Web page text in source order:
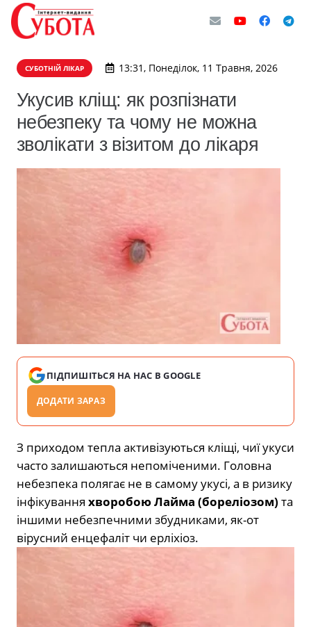
СУБОТНІЙ ЛІКАР 13:31, Понеділок, 11 Травня, 2026
Укусив кліщ: як розпізнати
небезпеку та чому не можна
зволікати з візитом до лікаря
ПІДПИШІТЬСЯ НА НАС В GOOGLE
ДОДАТИ ЗАРАЗ
З приходом тепла активізуються кліщі, чиї укуси
часто залишаються непоміченими. Головна
небезпека полягає не в самому укусі, а в ризику
інфікування хворобою Лайма (бореліозом) та
іншими небезпечними збудниками, як-от
вірусний енцефаліт чи ерліхіоз.